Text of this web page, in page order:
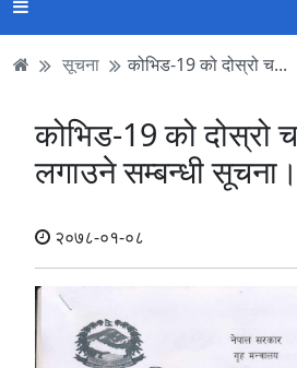
सूचना कोभिड-19 को दोस्रो च...
कोभिड-19 को दोस्रो
लगाउने सम्बन्धी
२०७८-०१-०८